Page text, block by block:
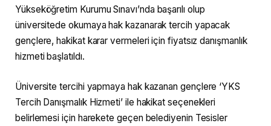
Yükseköğretim Kurumu Sınavı’nda başarılı olup
üniversitede okumaya hak kazanarak tercih yapacak
gençlere, hakikat karar vermeleri için fiyatsız danışmanlık
hizmeti başlatıldı.
Üniversite tercihi yapmaya hak kazanan gençlere ‘YKS
Tercih Danışmalık Hizmeti’ ile hakikat seçenekleri
belirlemesi için harekete geçen belediyenin Tesisler